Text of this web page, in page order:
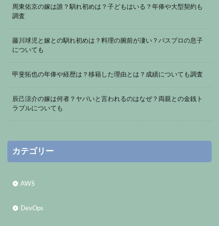
周東佑京の嫁は誰？馴れ初めは？子どもはいる？年俸や大型契約も
調査
藤川球児と嫁との馴れ初めは？料理の腕前が凄い？バスプロの息子
についても
甲斐拓也の年俸や経歴は？移籍した理由とは？成績についても調査
辰己涼介の嫁は何者？ヤバいと言われるのはなぜ？両親との金銭ト
ラブルについても
カテゴリー
AWS
DevOps